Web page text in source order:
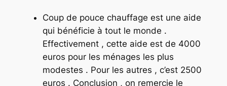
Coup de pouce chauffage est une aide
qui bénéficie à tout le monde .
Effectivement , cette aide est de 4000
euros pour les ménages les plus
modestes . Pour les autres , c’est 2500
euros . Conclusion , on remercie le